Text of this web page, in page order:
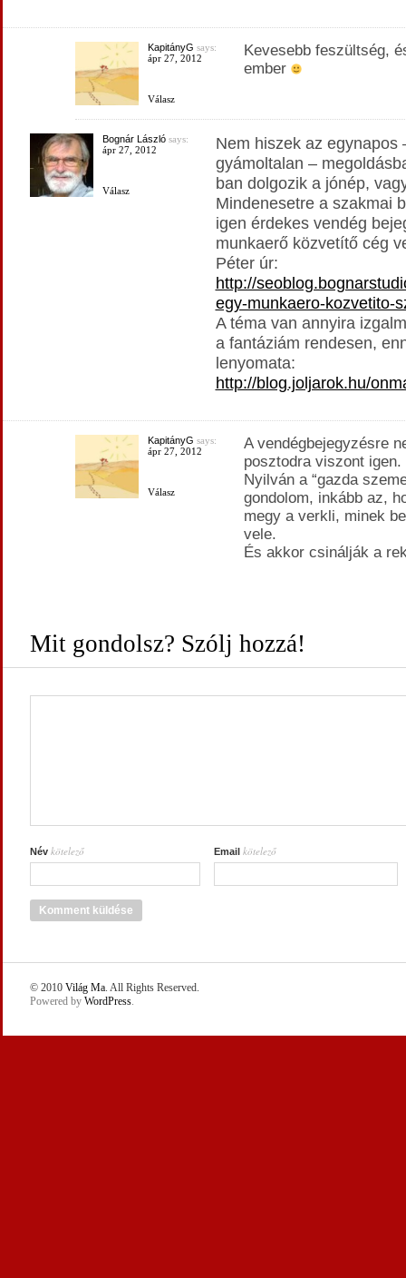
KapitányG says:
ápr 27, 2012
Válasz
Kevesebb feszültség,
ember
Bognár Lászlósays:
ápr 27, 2012
Válasz
Nem hiszek az egynapos
gyámoltalan –
ban dolgozik a jónép,
Mindenesetre a szakmai
igen érdekes vendég
munkaerő közvetítő cég
Péter úr:
http://
egy-munkaero-kozvetito-
A téma van annyira
a fantáziám rendesen,
lenyomata:
http://blog.joljarok.hu/
KapitányG says:
ápr 27, 2012
Válasz
A vendégbejegyzésre
posztodra viszont igen.
Nyilván a “gazda
gondolom, inkább az,
megy a verkli, minek
vele.
És akkor csinálják a
Mit gondolsz? Szólj hozzá!
Név kötelező Email kötelező
© 2010 Világ Ma. All Rights Reserved.
Powered by WordPress.